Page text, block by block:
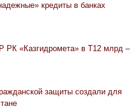
кредиты в банках
РК «Казгидромета» в Т12 млрд –
защиты создали для